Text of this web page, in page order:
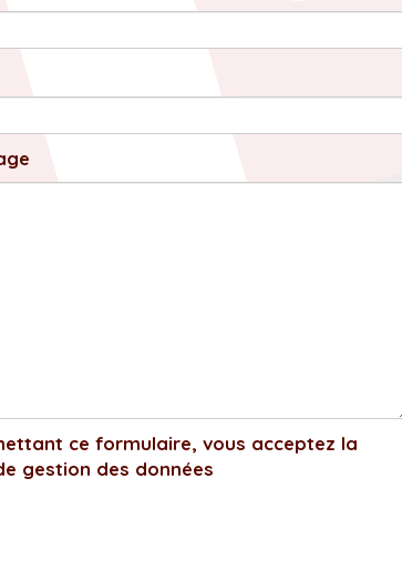
ce formulaire, vous acceptez la
gestion des données